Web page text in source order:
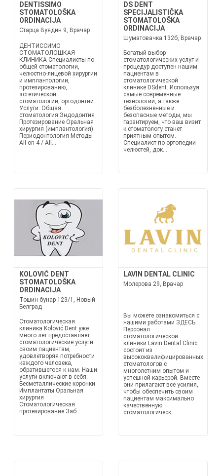
DENTISSIMO
STOMATOLOŠKA
ORDINACIJA
Старца Вуядин 9, Врачар
ДЕНТИССИМО
СТОМАТОЛОШКАЯ
КЛИНИКА Специалисты по
общей стоматологии,
челюстно-лицевой хирургии
и имплантологии,
протезированию,
эстетической
стоматологии, ортодонтии.
Услуги: Общая
стоматология Эндодонтия
Протезирование Оральная
хирургия (имплантология)
Периодонтология Методы
All on 4 / All...
DS DENT
SPECIJALISTIČKA
STOMATOLOŠKA
ORDINACIJA
Шуматовачка 132б, Врачар
Богатый выбор
стоматологических услуг и
процедур доступен нашим
пациентам в
стоматологической
клинике DSdent. Используя
самые современные
технологии, а также
безболезненные и
безопасные методы, мы
гарантируем, что ваш визит
к стоматологу станет
приятным опытом.
Специалист по ортопедии
челюстей, док...
KOLOVIĆ DENT
STOMATOLOŠKA
ORDINACIJA
Тошин бунар 123/1, Новый
Белград
Стоматологическая
клиника Kolović Dent уже
много лет предоставляет
стоматологические услуги
своим пациентам,
удовлетворяя потребности
каждого человека,
обратившегося к нам. Наши
услуги включают в себя:
Бесметаллические коронки
Имплантаты Оральная
хирургия
Стоматологическая
протезирование Заб...
LAVIN DENTAL CLINIC
Молерова 29, Врачар
Вы можете ознакомиться с
нашими работами ЗДЕСЬ.
Персонал
стоматологической
клиники Lavin Dental Clinic
состоит из
высококвалифицированных
стоматологов с
многолетним опытом и
успешной карьерой. Вместе
они прилагают все усилия,
чтобы обеспечить своим
пациентам максимально
качественную
стоматологическ...